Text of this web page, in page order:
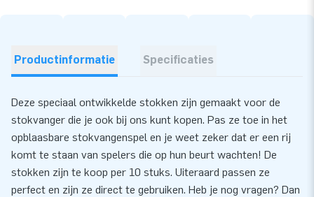
Productinformatie Specificaties
Deze speciaal ontwikkelde stokken zijn gemaakt voor de
stokvanger die je ook bij ons kunt kopen. Pas ze toe in het
opblaasbare stokvangenspel en je weet zeker dat er een rij
komt te staan van spelers die op hun beurt wachten! De
stokken zijn te koop per 10 stuks. Uiteraard passen ze
perfect en zijn ze direct te gebruiken. Heb je nog vragen? Dan